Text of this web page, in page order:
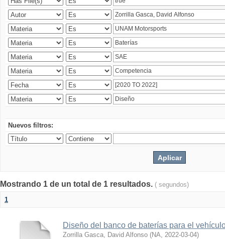
Nuevos filtros:
Mostrando 1 de un total de 1 resultados. ( segundos)
1
Diseño del banco de baterías para el
Zorrilla Gasca, David Alfonso (NA, 2022-03-04)